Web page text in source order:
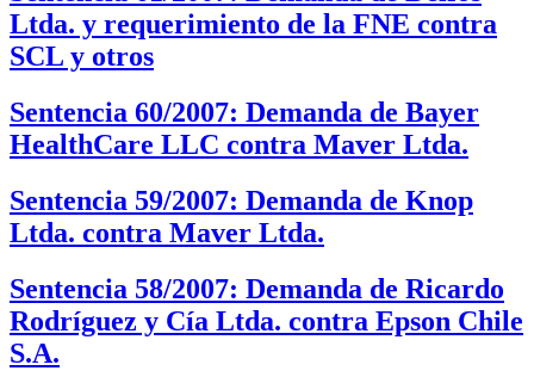
Ltda. y requerimiento de la FNE contra
SCL y otros
Sentencia 60/2007: Demanda de Bayer
HealthCare LLC contra Maver Ltda.
Sentencia 59/2007: Demanda de Knop
Ltda. contra Maver Ltda.
Sentencia 58/2007: Demanda de Ricardo
Rodríguez y Cía Ltda. contra Epson Chile
S.A.